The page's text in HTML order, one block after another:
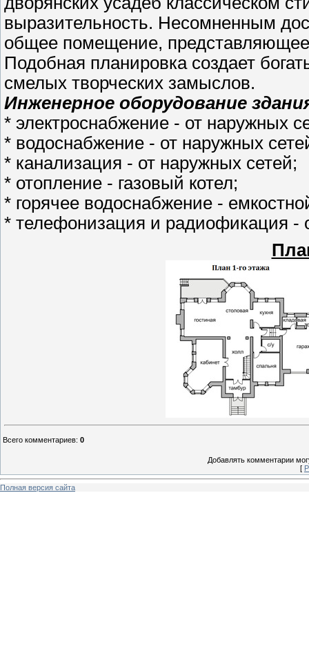
выразительность. Несомненным
общее помещение,
Подобная планировка создает
смелых творческих замыслов.
Инженерное оборудование
* электроснабжение - от наружных
* водоснабжение - от наружных
* канализация - от наружных сетей;
* отопление - газовый котел;
* горячее водоснабжение -
* телефонизация и радиофикация -
Всего комментариев: 0
Добавлять комментарии
[
Полная версия сайта